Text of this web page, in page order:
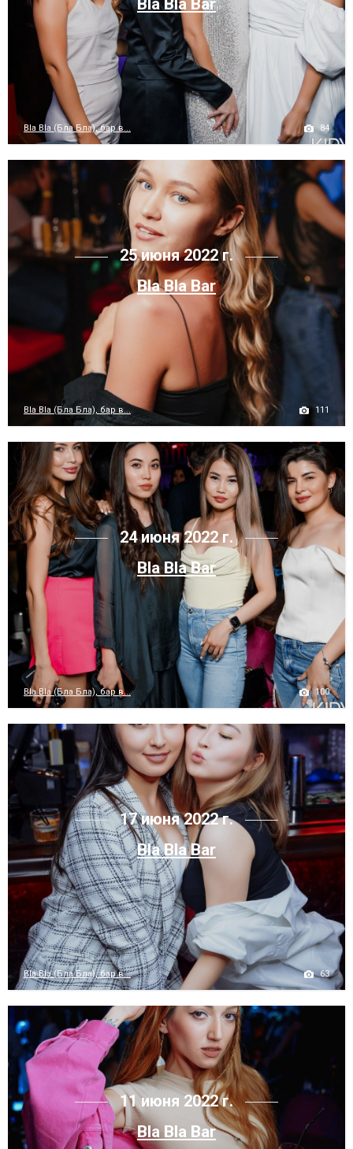
Bla Bla Bar
Bla Bla (Бла Бла), бар в... 84
25 июня 2022 г.
Bla Bla Bar
Bla Bla (Бла Бла), бар в... 111
24 июня 2022 г.
Bla Bla Bar
Bla Bla (Бла Бла), бар в... 100
17 июня 2022 г.
Bla Bla Bar
Bla Bla (Бла Бла), бар в... 63
11 июня 2022 г.
Bla Bla Bar